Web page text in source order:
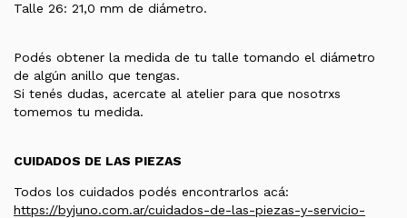
Talle 26: 21,0 mm de diámetro.
Podés obtener la medida de tu talle tomando el diámetro
de algún anillo que tengas.
Si tenés dudas, acercate al atelier para que nosotrxs
tomemos tu medida.
CUIDADOS DE LAS PIEZAS
Todos los cuidados podés encontrarlos acá:
https://byjuno.com.ar/cuidados-de-las-piezas-y-servicio-